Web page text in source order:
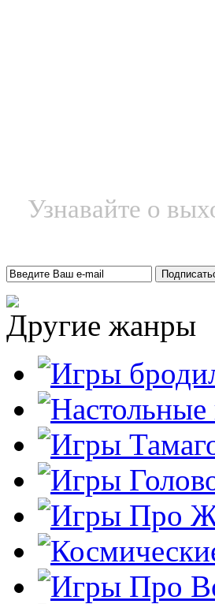
Узнавайте о
Другие жанры